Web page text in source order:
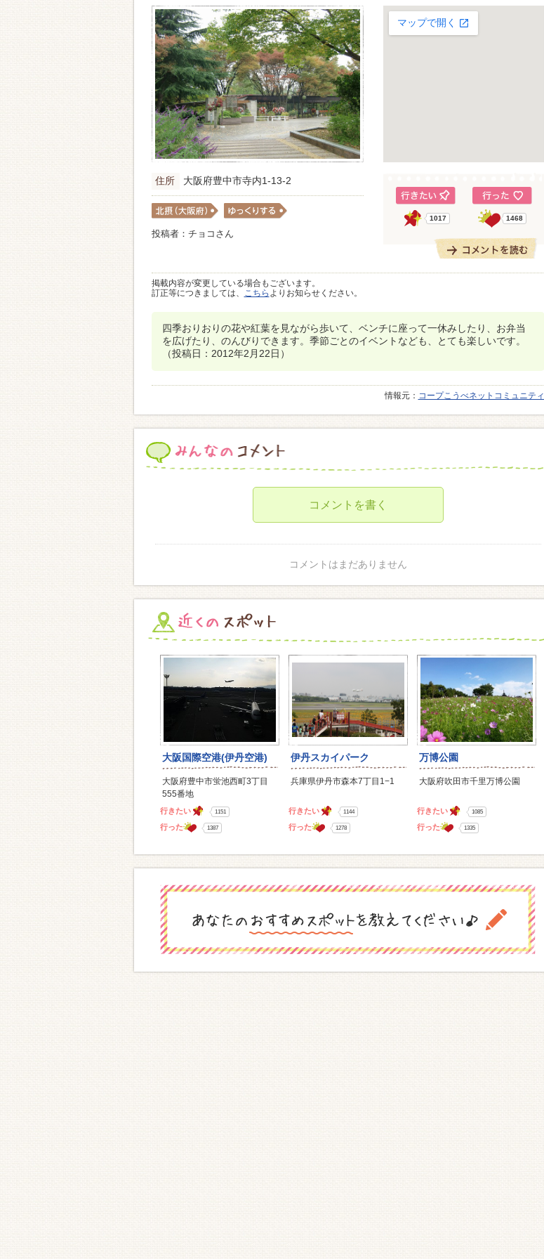
住所 大阪府豊中市寺内1-13-2
投稿者：チョコさん
1017 1468
掲載内容が変更している場合もございます。
訂正等につきましては、
こちら よりお知らせください。
四季おりおりの花や紅葉を見ながら歩いて、ベンチに座って一休みしたり、お弁当
を広げたり、のんびりできます。季節ごとのイベントなども、とても楽しいです。
（投稿日：2012年2月22日）
情報元： コープこうべネットコミュニティ
コメントを書く
コメントはまだありません
大阪国際空港(伊丹空港)
大阪府豊中市蛍池西町3丁目
555番地
行きたい 1151
行った 1387
伊丹スカイパーク
兵庫県伊丹市森本7丁目1−1
行きたい 1144
行った 1278
万博公園
大阪府吹田市千里万博公園
行きたい 1085
行った 1335